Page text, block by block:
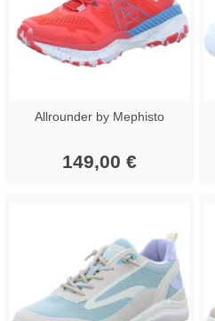
Allrounder by Mephisto
149,00 €